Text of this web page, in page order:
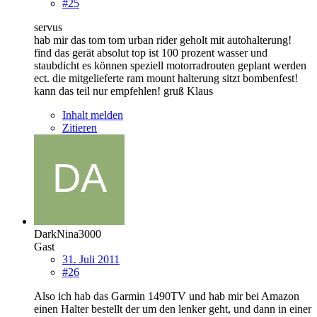
#25
servus
hab mir das tom tom urban rider geholt mit autohalterung!
find das gerät absolut top ist 100 prozent wasser und
staubdicht es können speziell motorradrouten geplant werden
ect. die mitgelieferte ram mount halterung sitzt bombenfest!
kann das teil nur empfehlen! gruß Klaus
Inhalt melden
Zitieren
DarkNina3000
Gast
31. Juli 2011
#26
Also ich hab das Garmin 1490TV und hab mir bei Amazon
einen Halter bestellt der um den lenker geht, und dann in einer